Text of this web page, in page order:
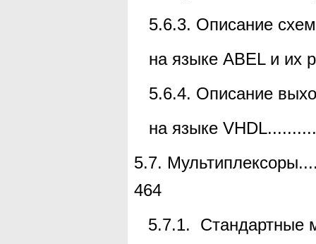
5.6.3. Описание
на языкеABELи их
5.6.4. Описание
на языке VHDL
5.7. Мультиплексоры
464
5.7.1.
Стандартные